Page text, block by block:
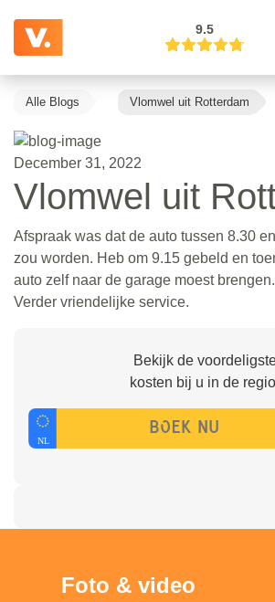
9.5
Alle Blogs Vlomwel uit Rotterdam
December 31, 2022
Vlomwel uit
Afspraak was dat de auto tussen 8.30
zou worden. Heb om 9.15 gebeld en
auto zelf naar de garage moest brengen.
Verder vriendelijke service.
Bekijk de
kosten bij u in de
Foto & video